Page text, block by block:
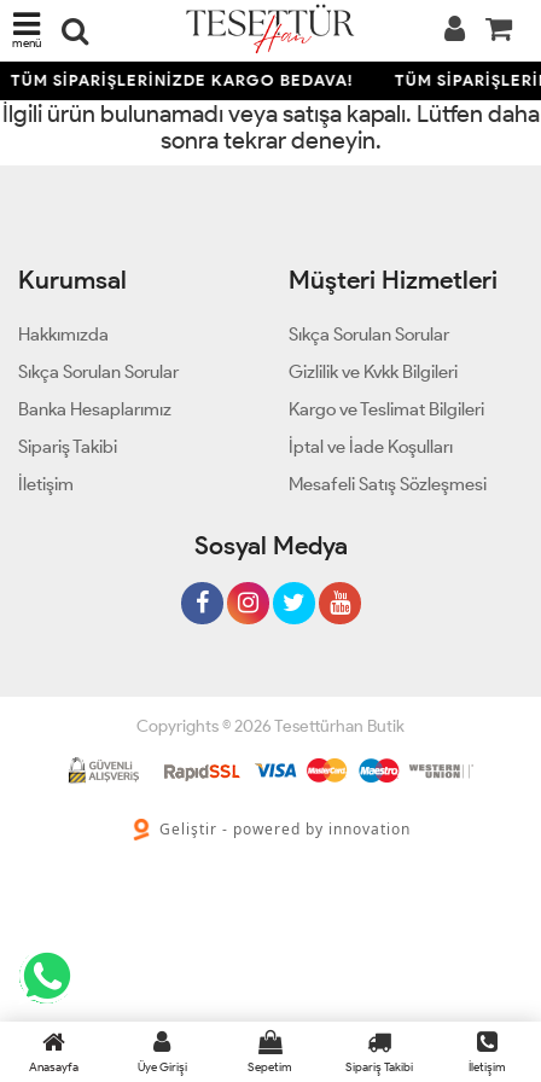
menü
TÜM SİPARİŞLERİNİZDE KARGO BEDAVA! TÜM
İlgili ürün bulunamadı veya satışa kapalı. Lütfen daha
sonra tekrar deneyin.
Kurumsal
Hakkımızda
Sıkça Sorulan Sorular
Banka Hesaplarımız
Sipariş Takibi
İletişim
Müşteri Hizmetleri
Sıkça Sorulan Sorular
Gizlilik ve Kvkk Bilgileri
Kargo ve Teslimat Bilgileri
İptal ve İade Koşulları
Mesafeli Satış Sözleşmesi
Sosyal Medya
Copyrights © 2026 Tesettürhan Butik
Geliştir - powered by innovation
Anasayfa Üye Girişi Sepetim Sipariş Takibi İletişim